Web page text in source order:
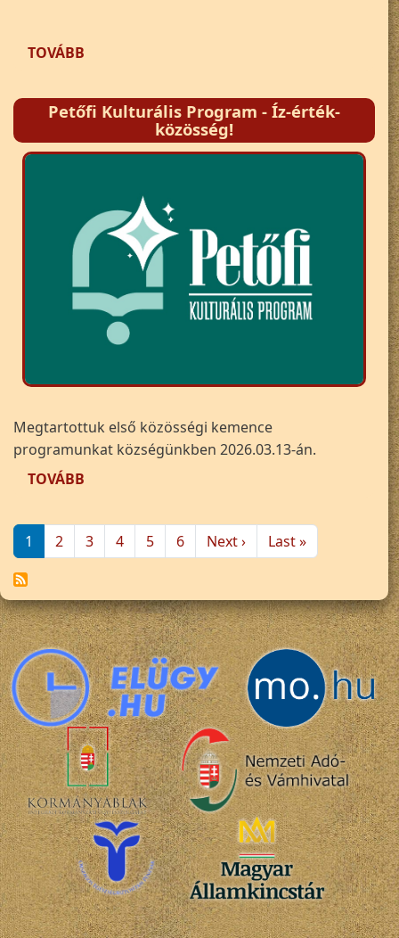
TOVÁBB (HIRDETMÉNY - PASZAB KÖZSÉG
Petőfi Kulturális Program - Íz-érték-
közösség!
Megtartottuk első közösségi kemence
programunkat községünkben 2026.03.13-án.
TOVÁBB (PETŐFI KULTURÁLIS PROGRAM - ÍZ-ÉRTÉK-
Oldalszámozás
1 2 3 4 5 6 Next ›Következő oldal
Last »Utolsó oldal